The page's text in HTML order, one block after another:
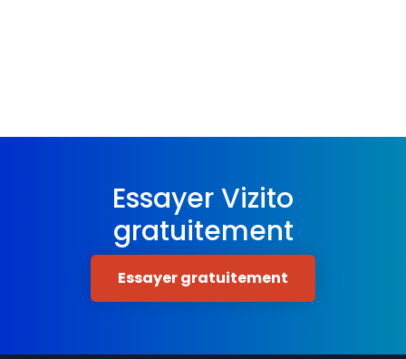
Essayer Vizito
gratuitement
Essayer gratuitement